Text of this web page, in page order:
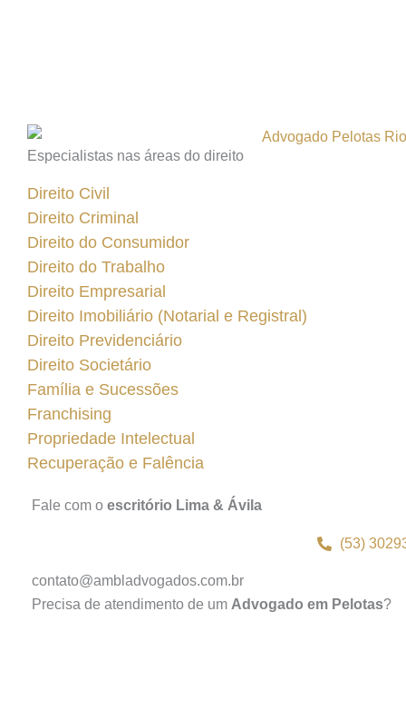
Especialistas nas áreas do direito
Direito Civil
Direito Criminal
Direito do Consumidor
Direito do Trabalho
Direito Empresarial
Direito Imobiliário (Notarial e Registral)
Direito Previdenciário
Direito Societário
Família e Sucessões
Franchising
Propriedade Intelectual
Recuperação e Falência
Fale com o escritório Lima & Ávila
(53)
contato@ambladvogados.com.br
Precisa de atendimento de um Advogado em Pelotas?